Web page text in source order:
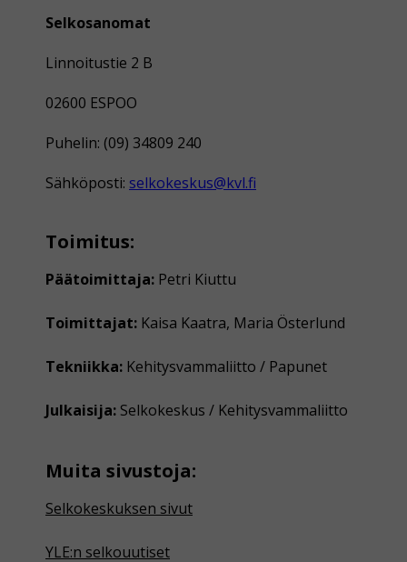
Selkosanomat
Linnoitustie 2 B
02600 ESPOO
Puhelin: (09) 34809 240
Sähköposti: selkokeskus@kvl.fi
Toimitus:
Päätoimittaja: Petri Kiuttu
Toimittajat: Kaisa Kaatra, Maria Österlund
Tekniikka: Kehitysvammaliitto / Papunet
Julkaisija: Selkokeskus / Kehitysvammaliitto
Muita sivustoja:
Selkokeskuksen sivut
YLE:n selkouutiset